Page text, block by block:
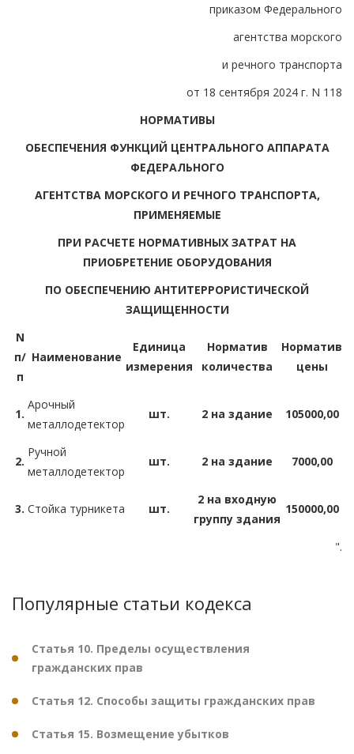
приказом Федерального
агентства морского
и речного транспорта
от 18 сентября 2024 г. N 118
НОРМАТИВЫ
ОБЕСПЕЧЕНИЯ ФУНКЦИЙ ЦЕНТРАЛЬНОГО АППАРАТА
ФЕДЕРАЛЬНОГО
АГЕНТСТВА МОРСКОГО И РЕЧНОГО ТРАНСПОРТА,
ПРИМЕНЯЕМЫЕ
ПРИ РАСЧЕТЕ НОРМАТИВНЫХ ЗАТРАТ НА
ПРИОБРЕТЕНИЕ ОБОРУДОВАНИЯ
ПО ОБЕСПЕЧЕНИЮ АНТИТЕРРОРИСТИЧЕСКОЙ
ЗАЩИЩЕННОСТИ
N
п/
п
Наименование
Единица
измерения
Норматив
количества
Норматив
цены
1.
Арочный
металлодетектор
шт. 2 на здание 105000,00
2.
Ручной
металлодетектор
шт. 2 на здание 7000,00
3. Стойка турникета шт.
2 на входную
группу здания
150000,00
".
Популярные статьи кодекса
Статья 10. Пределы осуществления
гражданских прав
Статья 12. Способы защиты гражданских прав
Статья 15. Возмещение убытков